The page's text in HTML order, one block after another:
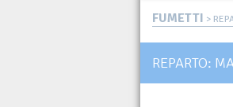
FUMETTI >
REPARTO: